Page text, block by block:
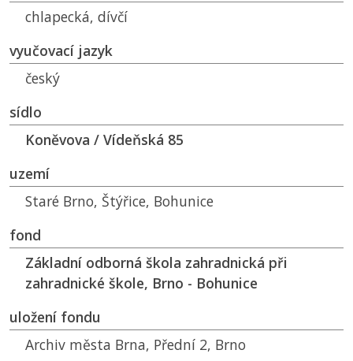
chlapecká, dívčí
vyučovací jazyk
český
sídlo
Koněvova / Vídeňská 85
uzemí
Staré Brno, Štýřice, Bohunice
fond
Základní odborná škola zahradnická při
zahradnické škole, Brno - Bohunice
uložení fondu
Archiv města Brna, Přední 2, Brno